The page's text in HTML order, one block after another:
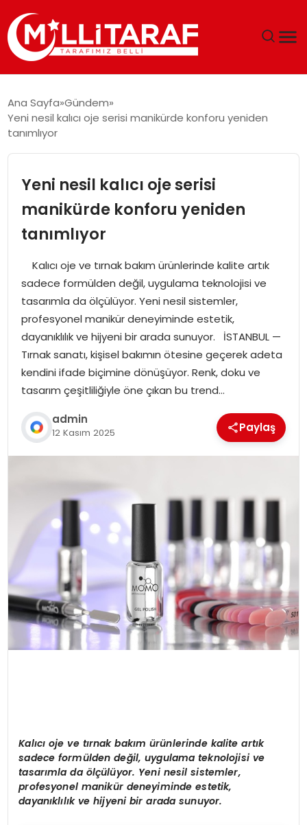
ÖZEL SAYFALAR
SPOR
SIYASET
MAGAZIN
Ana Sayfa Gündem
Yeni nesil kalıcı oje serisi manikürde konforu yeniden
tanımlıyor
Yeni nesil kalıcı oje serisi
manikürde konforu yeniden
tanımlıyor
Kalıcı oje ve tırnak bakım ürünlerinde kalite artık
sadece formülden değil, uygulama teknolojisi ve
tasarımla da ölçülüyor. Yeni nesil sistemler,
profesyonel manikür deneyiminde estetik,
dayanıklılık ve hijyeni bir arada sunuyor. İSTANBUL —
Tırnak sanatı, kişisel bakımın ötesine geçerek adeta
kendini ifade biçimine dönüşüyor. Renk, doku ve
tasarım çeşitliliğiyle öne çıkan bu trend…
admin
12 Kasım 2025 Paylaş
Kalıcı oje ve tırnak bakım ürünlerinde kalite artık
sadece formülden değil, uygulama teknolojisi ve
tasarımla da ölçülüyor. Yeni nesil sistemler,
profesyonel manikür deneyiminde estetik,
dayanıklılık ve hijyeni bir arada sunuyor.